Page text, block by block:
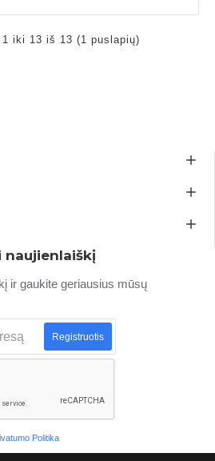
1 iki 13 iš 13 (1 puslapių)
naujienlaiškį
ir gaukite geriausius mūsų
Registruotis
Politika